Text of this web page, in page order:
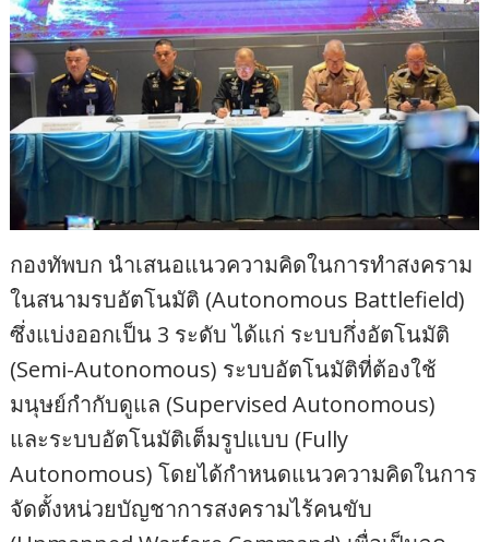
กองทัพบก นำเสนอแนวความคิดในการทำสงคราม
ในสนามรบอัตโนมัติ (Autonomous Battlefield)
ซึ่งแบ่งออกเป็น 3 ระดับ ได้แก่ ระบบกึ่งอัตโนมัติ
(Semi-Autonomous) ระบบอัตโนมัติที่ต้องใช้
มนุษย์กำกับดูแล (Supervised Autonomous)
และระบบอัตโนมัติเต็มรูปแบบ (Fully
Autonomous) โดยได้กำหนดแนวความคิดในการ
จัดตั้งหน่วยบัญชาการสงครามไร้คนขับ